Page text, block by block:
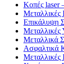
Κοπές laser
Μεταλλικές
Επικάλυψη
Μεταλλικές
Μεταλλικά
Ασφαλτικά
Μεταλλικές